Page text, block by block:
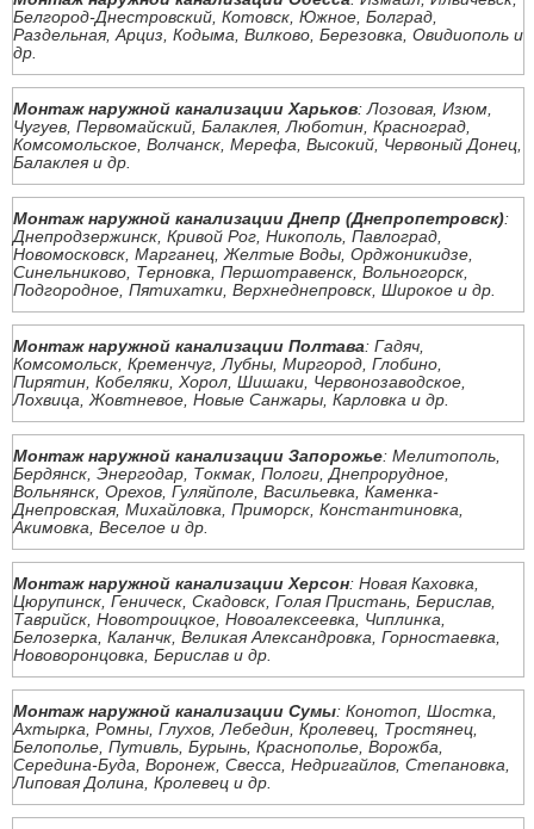
Белгород-Днестровский, Котовск, Южное, Болград,
Раздельная, Арциз, Кодыма, Вилково, Березовка, Овидиополь и
др.
Монтаж наружной канализации Харьков: Лозовая, Изюм,
Чугуев, Первомайский, Балаклея, Люботин, Красноград,
Комсомольское, Волчанск, Мерефа, Высокий, Червоный Донец,
Балаклея и др.
Монтаж наружной канализации Днепр (Днепропетровск):
Днепродзержинск, Кривой Рог, Никополь, Павлоград,
Новомосковск, Марганец, Желтые Воды, Орджоникидзе,
Синельниково, Терновка, Першотравенск, Вольногорск,
Подгородное, Пятихатки, Верхнеднепровск, Широкое и др.
Монтаж наружной канализации Полтава: Гадяч,
Комсомольск, Кременчуг, Лубны, Миргород, Глобино,
Пирятин, Кобеляки, Хорол, Шишаки, Червонозаводское,
Лохвица, Жовтневое, Новые Санжары, Карловка и др.
Монтаж наружной канализации Запорожье: Мелитополь,
Бердянск, Энергодар, Токмак, Пологи, Днепрорудное,
Вольнянск, Орехов, Гуляйполе, Васильевка, Каменка-
Днепровская, Михайловка, Приморск, Константиновка,
Акимовка, Веселое и др.
Монтаж наружной канализации Херсон: Новая Каховка,
Цюрупинск, Геническ, Скадовск, Голая Пристань, Берислав,
Таврийск, Новотроицкое, Новоалексеевка, Чиплинка,
Белозерка, Каланчк, Великая Александровка, Горностаевка,
Нововоронцовка, Берислав и др.
Монтаж наружной канализации Сумы: Конотоп, Шостка,
Ахтырка, Ромны, Глухов, Лебедин, Кролевец, Тростянец,
Белополье, Путивль, Бурынь, Краснополье, Ворожба,
Середина-Буда, Воронеж, Свесса, Недригайлов, Степановка,
Липовая Долина, Кролевец и др.